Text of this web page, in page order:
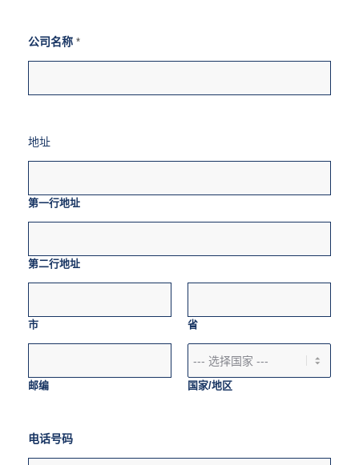
名
t
公司名称 *
地址
第一行地址
第二行地址
市 省
邮编 国家/地区
电话号码